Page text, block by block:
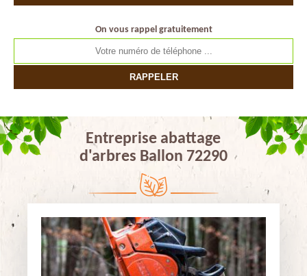
On vous rappel gratuitement
Entreprise abattage
d'arbres Ballon 72290